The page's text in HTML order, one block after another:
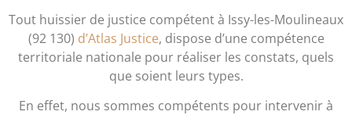
Tout huissier de justice compétent à Issy-les-Moulineaux
(92 130) d’Atlas Justice, dispose d’une compétence
territoriale nationale pour réaliser les constats, quels
que soient leurs types.
En effet, nous sommes compétents pour intervenir à